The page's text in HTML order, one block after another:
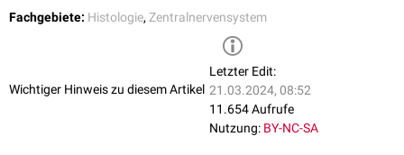
Fachgebiete: Histologie, Zentralnervensystem
Wichtiger Hinweis zu diesem Artikel
Letzter Edit:
21.03.2024, 08:52
11.654 Aufrufe
Nutzung: BY-NC-SA